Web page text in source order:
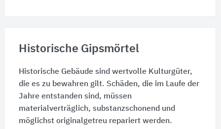
Historische Gipsmörtel
Historische Gebäude sind wertvolle Kulturgüter,
die es zu bewahren gilt. Schäden, die im Laufe der
Jahre entstanden sind, müssen
materialverträglich, substanzschonend und
möglichst originalgetreu repariert werden.